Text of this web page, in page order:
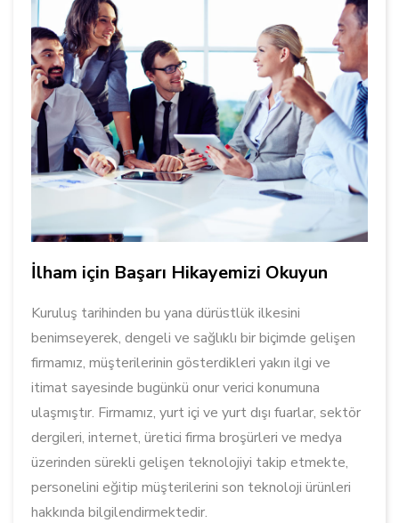
İlham için Başarı Hikayemizi Okuyun
Kuruluş tarihinden bu yana dürüstlük ilkesini
benimseyerek, dengeli ve sağlıklı bir biçimde gelişen
firmamız, müşterilerinin gösterdikleri yakın ilgi ve
itimat sayesinde bugünkü onur verici konumuna
ulaşmıştır. Firmamız, yurt içi ve yurt dışı fuarlar, sektör
dergileri, internet, üretici firma broşürleri ve medya
üzerinden sürekli gelişen teknolojiyi takip etmekte,
personelini eğitip müşterilerini son teknoloji ürünleri
hakkında bilgilendirmektedir.